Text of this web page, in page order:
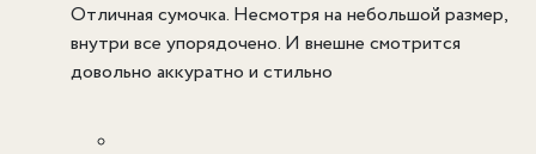
Отличная сумочка. Несмотря на небольшой размер,
внутри все упорядочено. И внешне смотрится
довольно аккуратно и стильно